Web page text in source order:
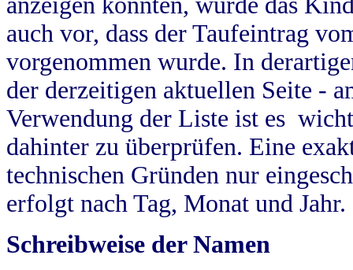
auch vor, dass der Taufeintrag
vorgenommen wurde. In
der derzeitigen aktuellen Seite -
Verwendung der Liste ist es
dahinter zu überprüfen. Eine
technischen Gründen nur
erfolgt nach Tag, Monat und Jahr.
Schreibweise der Namen